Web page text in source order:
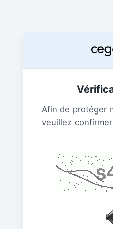
Afin de protéger
veuillez